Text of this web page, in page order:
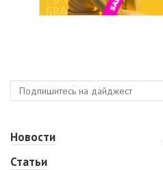
Новости
Статьи